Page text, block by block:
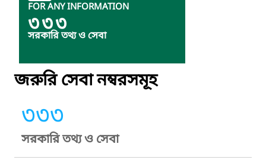
FOR ANY INFORMATION
৩৩৩
সরকারি তথ্য ও সেবা
জরুরি সেবা নম্বরসমূহ
৩৩৩
সরকারি তথ্য ও সেবা